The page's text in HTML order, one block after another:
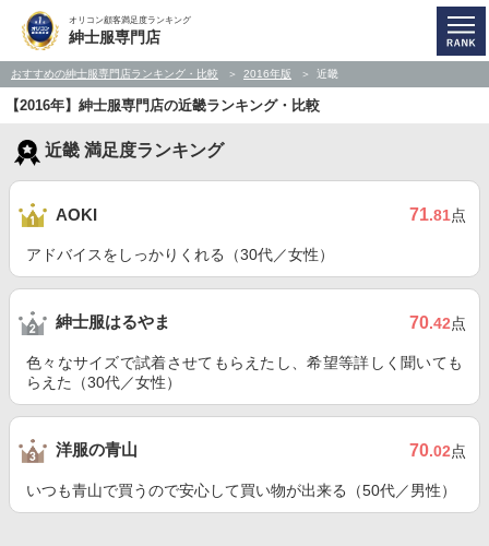
オリコン顧客満足度ランキング
紳士服専門店
おすすめの紳士服専門店ランキング・比較 2016年版 近畿
【2016年】紳士服専門店の近畿ランキング・比較
近畿 満足度ランキング
AOKI 71.81点
アドバイスをしっかりくれる（30代／女性）
紳士服はるやま 70.42点
色々なサイズで試着させてもらえたし、希望等詳しく聞いても
らえた（30代／女性）
洋服の青山 70.02点
いつも青山で買うので安心して買い物が出来る（50代／男性）